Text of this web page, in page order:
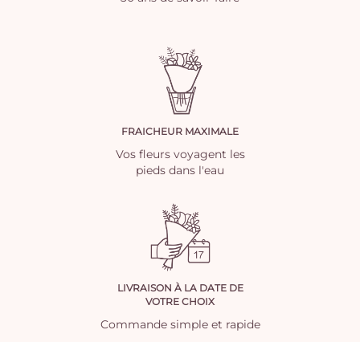
FRAICHEUR MAXIMALE
Vos fleurs voyagent les
pieds dans l'eau
LIVRAISON À LA DATE DE
VOTRE CHOIX
Commande simple et rapide